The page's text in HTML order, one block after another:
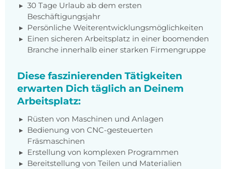
30 Tage Urlaub ab dem ersten
Beschäftigungsjahr
Persönliche Weiterentwicklungsmöglichkeiten
Einen sicheren Arbeitsplatz in einer boomenden
Branche innerhalb einer starken Firmengruppe
Diese faszinierenden Tätigkeiten
erwarten Dich täglich an Deinem
Arbeitsplatz:
Rüsten von Maschinen und Anlagen
Bedienung von CNC-gesteuerten
Fräsmaschinen
Erstellung von komplexen Programmen
Bereitstellung von Teilen und Materialien